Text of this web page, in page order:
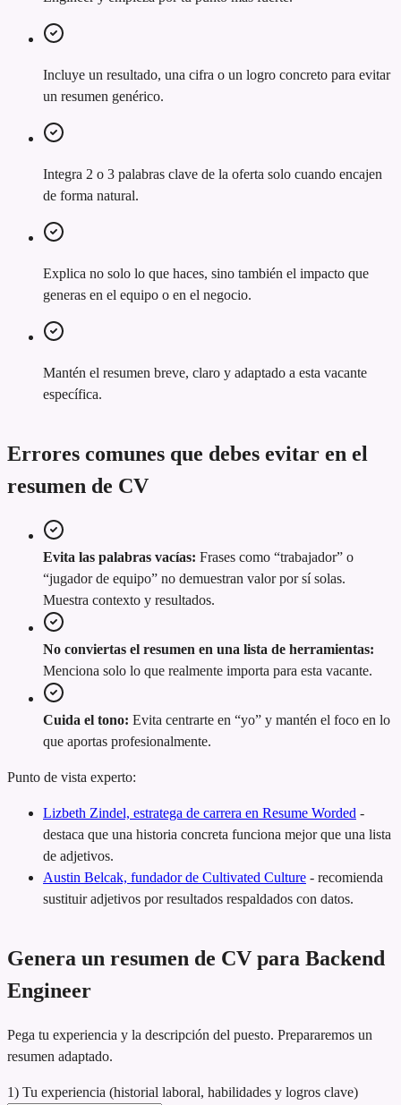
Incluye un resultado, una cifra o un logro concreto para evitar
un resumen genérico.
Integra 2 o 3 palabras clave de la oferta solo cuando encajen
de forma natural.
Explica no solo lo que haces, sino también el impacto que
generas en el equipo o en el negocio.
Mantén el resumen breve, claro y adaptado a esta vacante
específica.
Errores comunes que debes evitar en el
resumen de CV
Evita las palabras vacías: Frases como “trabajador” o
“jugador de equipo” no demuestran valor por sí solas.
Muestra contexto y resultados.
No conviertas el resumen en una lista de herramientas:
Menciona solo lo que realmente importa para esta vacante.
Cuida el tono: Evita centrarte en “yo” y mantén el foco en lo
que aportas profesionalmente.
Punto de vista experto:
Lizbeth Zindel, estratega de carrera en Resume Worded -
destaca que una historia concreta funciona mejor que una lista
de adjetivos.
Austin Belcak, fundador de Cultivated Culture - recomienda
sustituir adjetivos por resultados respaldados con datos.
Genera un resumen de CV para Backend
Engineer
Pega tu experiencia y la descripción del puesto. Prepararemos un
resumen adaptado.
1) Tu experiencia (historial laboral, habilidades y logros clave)